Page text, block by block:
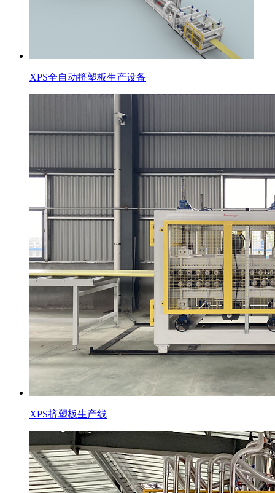
XPS全自动挤塑板生产设备
XPS挤塑板生产线